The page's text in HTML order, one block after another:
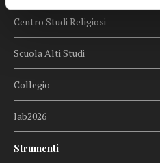
Centro Studi Religiosi
Scuola Alti Studi
Collegio
lab2026
Strumenti